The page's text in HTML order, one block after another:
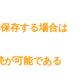
存する場合は
が可能である